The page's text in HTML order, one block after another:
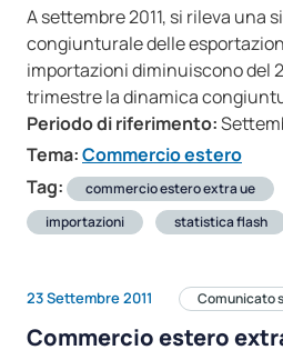
A settembre 2011, si rileva una
congiunturale delle
importazioni diminuiscono del
trimestre la dinamica
Periodo di riferimento:
Tema:Commercio estero
Tag:
commercio estero extra ue
importazioni
statistica flash
23 Settembre 2011 Comunicato
Commercio estero